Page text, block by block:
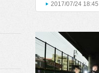
2017/07/24 18:45